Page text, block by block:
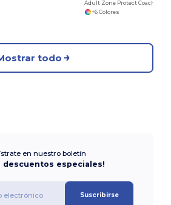
+6 Colores
todo
en nuestro boletín
descuentos especiales!
Suscribirse